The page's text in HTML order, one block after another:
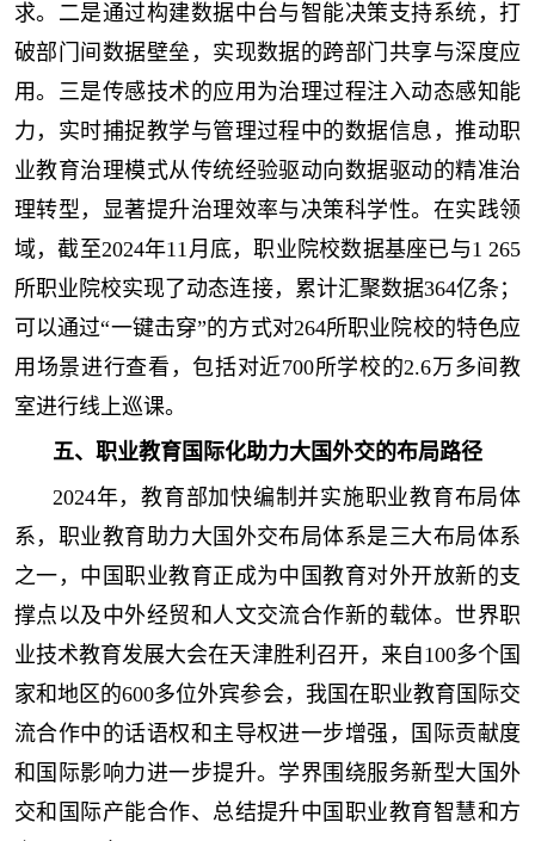
求。二是通过构建数据中台与智能决策支持系统，打
破部门间数据壁垒，实现数据的跨部门共享与深度应
用。三是传感技术的应用为治理过程注入动态感知能
力，实时捕捉教学与管理过程中的数据信息，推动职
业教育治理模式从传统经验驱动向数据驱动的精准治
理转型，显著提升治理效率与决策科学性。在实践领
域，截至2024年11月底，职业院校数据基座已与1 265
所职业院校实现了动态连接，累计汇聚数据364亿条；
可以通过“一键击穿”的方式对264所职业院校的特色应
用场景进行查看，包括对近700所学校的2.6万多间教
室进行线上巡课。
五、职业教育国际化助力大国外交的布局路径
2024年，教育部加快编制并实施职业教育布局体
系，职业教育助力大国外交布局体系是三大布局体系
之一，中国职业教育正成为中国教育对外开放新的支
撑点以及中外经贸和人文交流合作新的载体。世界职
业技术教育发展大会在天津胜利召开，来自100多个国
家和地区的600多位外宾参会，我国在职业教育国际交
流合作中的话语权和主导权进一步增强，国际贡献度
和国际影响力进一步提升。学界围绕服务新型大国外
交和国际产能合作、总结提升中国职业教育智慧和方